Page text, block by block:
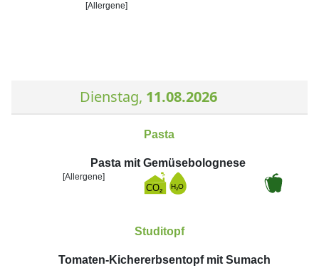
[Allergene]
Dienstag, 11.08.2026
Pasta
Pasta mit Gemüsebolognese
[Allergene]
Studitopf
Tomaten-Kichererbsentopf mit Sumach